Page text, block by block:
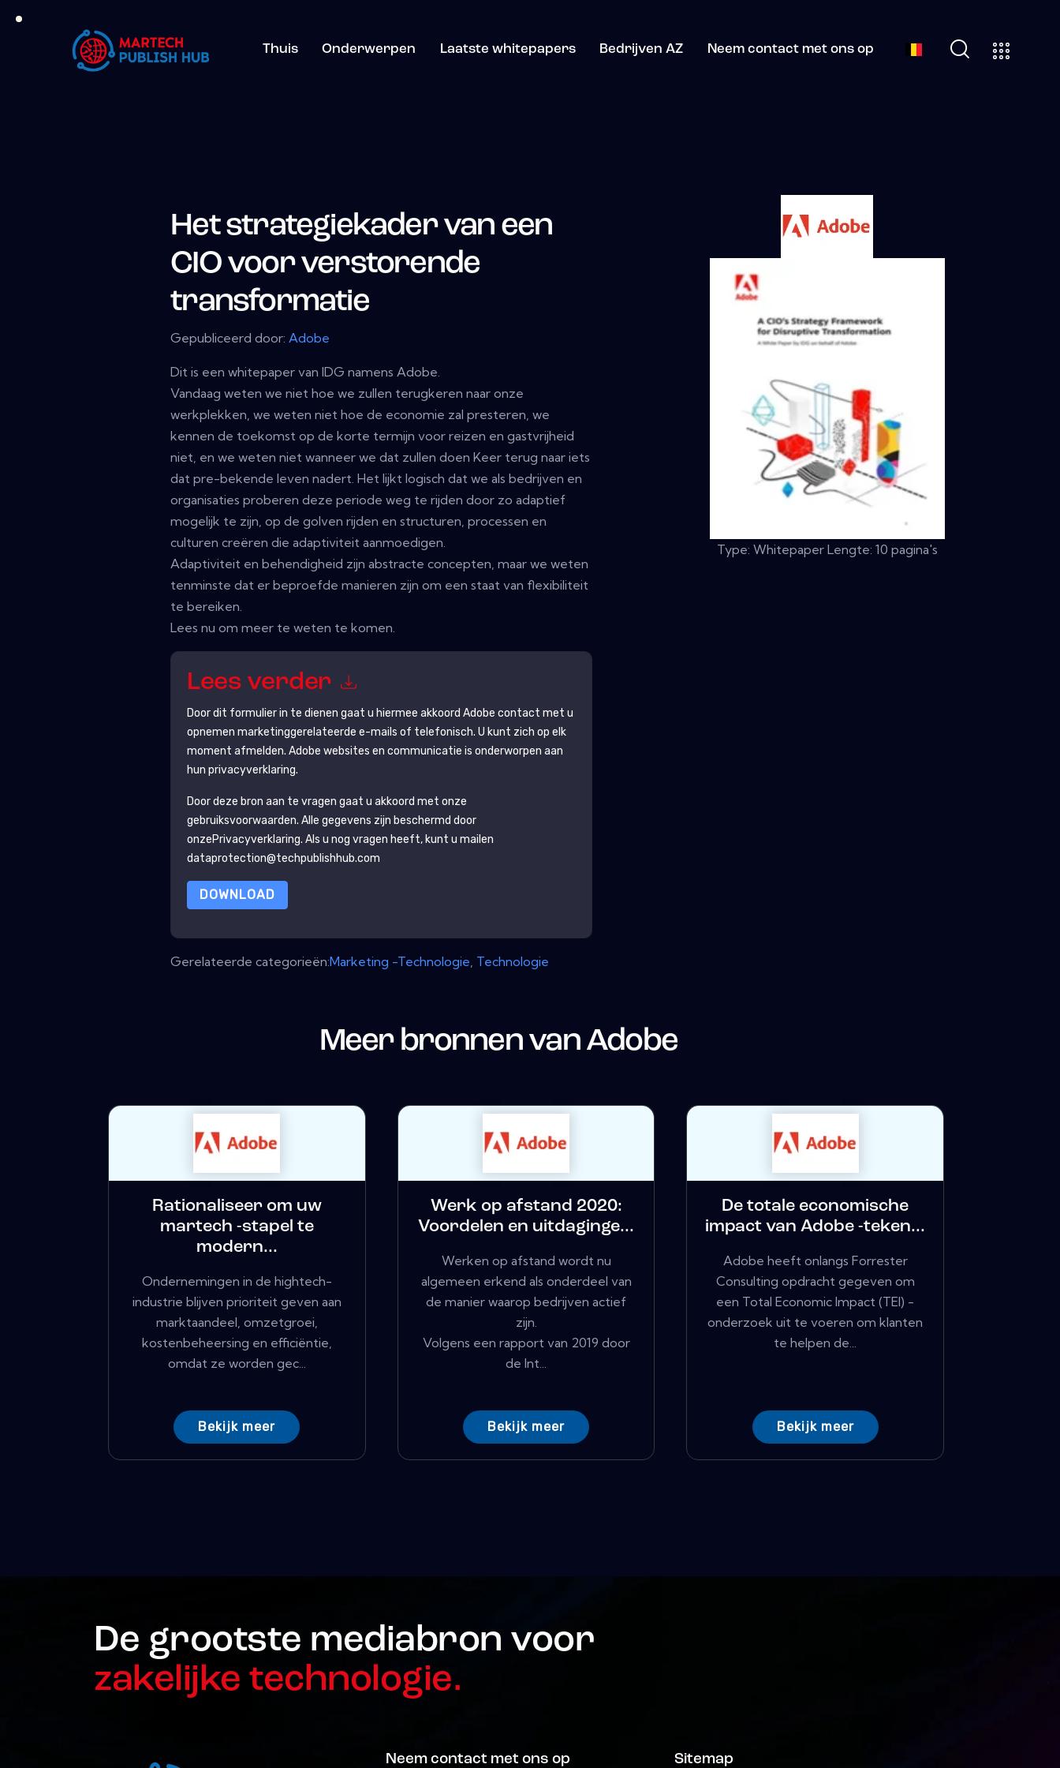
Thuis Onderwerpen Laatste whitepapers Bedrijven AZ Neem contact met ons op
Het strategiekader van een
CIO voor verstorende
transformatie
Gepubliceerd door:Adobe
Dit is een whitepaper van IDG namens Adobe.
Vandaag weten we niet hoe we zullen terugkeren naar onze
werkplekken, we weten niet hoe de economie zal presteren, we
kennen de toekomst op de korte termijn voor reizen en gastvrijheid
niet, en we weten niet wanneer we dat zullen doen Keer terug naar iets
dat pre-bekende leven nadert. Het lijkt logisch dat we als bedrijven en
organisaties proberen deze periode weg te rijden door zo adaptief
mogelijk te zijn, op de golven rijden en structuren, processen en
culturen creëren die adaptiviteit aanmoedigen.
Adaptiviteit en behendigheid zijn abstracte concepten, maar we weten
tenminste dat er beproefde manieren zijn om een ​​staat van flexibiliteit
te bereiken.
Lees nu om meer te weten te komen.
Lees verder
Door dit formulier in te dienen gaat u hiermee akkoordAdobe contact met u
opnemen marketinggerelateerde e-mails of telefonisch. U kunt zich op elk
moment afmelden.Adobe websites en communicatie is onderworpen aan
hun privacyverklaring.
Door deze bron aan te vragen gaat u akkoord met onze
gebruiksvoorwaarden. Alle gegevens zijn beschermd door
onzePrivacyverklaring. Als u nog vragen heeft, kunt u mailen
dataprotection@techpublishhub.com
DOWNLOAD
Gerelateerde categorieën:Marketing -Technologie, Technologie
Type: Whitepaper Lengte: 10 pagina's
Meer bronnen van Adobe
Rationaliseer om uw
martech -stapel te
modern...
Ondernemingen in de hightech-
industrie blijven prioriteit geven aan
marktaandeel, omzetgroei,
kostenbeheersing en efficiëntie,
omdat ze worden gec...
Bekijk meer
Werk op afstand 2020:
Voordelen en uitdaginge...
Werken op afstand wordt nu
algemeen erkend als onderdeel van
de manier waarop bedrijven actief
zijn.
Volgens een rapport van 2019 door
de Int...
Bekijk meer
De totale economische
impact van Adobe -teken...
Adobe heeft onlangs Forrester
Consulting opdracht gegeven om
een ​​Total Economic Impact (TEI) -
onderzoek uit te voeren om klanten
te helpen de...
Bekijk meer
De grootste mediabron voor
zakelijke technologie.
Neem contact met ons op Sitemap